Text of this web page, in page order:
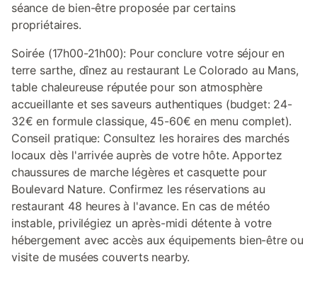
séance de bien-être proposée par certains
propriétaires.
Soirée (17h00-21h00): Pour conclure votre séjour en
terre sarthe, dînez au restaurant Le Colorado au Mans,
table chaleureuse réputée pour son atmosphère
accueillante et ses saveurs authentiques (budget: 24-
32€ en formule classique, 45-60€ en menu complet).
Conseil pratique: Consultez les horaires des marchés
locaux dès l'arrivée auprès de votre hôte. Apportez
chaussures de marche légères et casquette pour
Boulevard Nature. Confirmez les réservations au
restaurant 48 heures à l'avance. En cas de météo
instable, privilégiez un après-midi détente à votre
hébergement avec accès aux équipements bien-être ou
visite de musées couverts nearby.